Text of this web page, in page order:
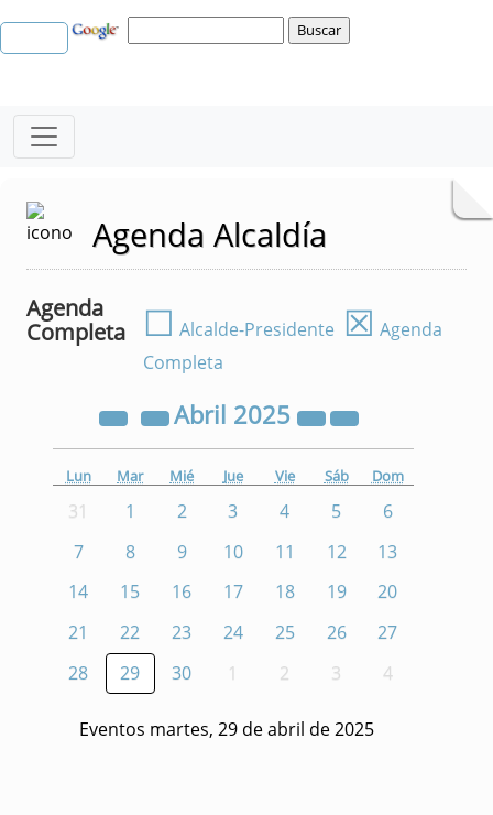
Agenda Alcaldía
Agenda
Completa
☐ Alcalde-Presidente ☒ Agenda
Completa
Abril 2025
Lun Mar Mié Jue Vie Sáb Dom
31 1 2 3 4 5
6
7
8 9 10 11 12
13
14
15 16 17 18 19
20
21
22 23 24 25 26
27
28
29 30 1 2 3 4
Eventos martes, 29 de abril de 2025